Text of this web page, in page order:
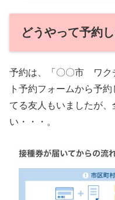
どうやって予約
予約は、「〇〇市 ワク
ト予約フォームから予
てる友人もいましたが
い・・・。